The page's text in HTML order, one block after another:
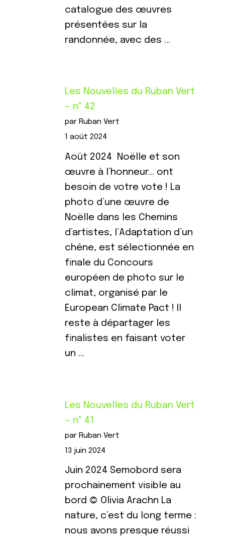
catalogue des œuvres
présentées sur la
randonnée, avec des …
Les Nouvelles du Ruban Vert
– n° 42
par Ruban Vert
1 août 2024
Août 2024 Noëlle et son
œuvre à l’honneur… ont
besoin de votre vote ! La
photo d’une œuvre de
Noëlle dans les Chemins
d’artistes, l’Adaptation d’un
chêne, est sélectionnée en
finale du Concours
européen de photo sur le
climat, organisé par le
European Climate Pact ! Il
reste à départager les
finalistes en faisant voter
un …
Les Nouvelles du Ruban Vert
– n° 41
par Ruban Vert
13 juin 2024
Juin 2024 Semobord sera
prochainement visible au
bord © Olivia Arachn La
nature, c’est du long terme :
nous avons presque réussi